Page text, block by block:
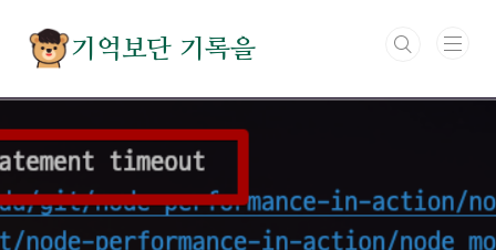
기억보단 기록을